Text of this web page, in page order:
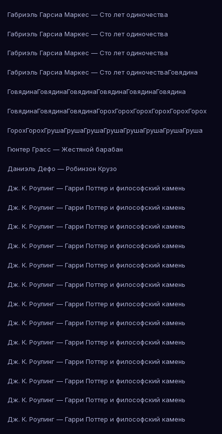
Габриэль Гарсиа Маркес — Сто лет одиночества
Габриэль Гарсиа Маркес — Сто лет одиночества
Габриэль Гарсиа Маркес — Сто лет одиночества
Габриэль Гарсиа Маркес — Сто лет одиночестваГовядина
ГовядинаГовядинаГовядинаГовядинаГовядинаГовядина
ГовядинаГовядинаГовядинаГорохГорохГорохГорохГорохГорох
ГорохГорохГрушаГрушаГрушаГрушаГрушаГрушаГрушаГруша
Гюнтер Грасс — Жестяной барабан
Даниэль Дефо — Робинзон Крузо
Дж. К. Роулинг — Гарри Поттер и философский камень
Дж. К. Роулинг — Гарри Поттер и философский камень
Дж. К. Роулинг — Гарри Поттер и философский камень
Дж. К. Роулинг — Гарри Поттер и философский камень
Дж. К. Роулинг — Гарри Поттер и философский камень
Дж. К. Роулинг — Гарри Поттер и философский камень
Дж. К. Роулинг — Гарри Поттер и философский камень
Дж. К. Роулинг — Гарри Поттер и философский камень
Дж. К. Роулинг — Гарри Поттер и философский камень
Дж. К. Роулинг — Гарри Поттер и философский камень
Дж. К. Роулинг — Гарри Поттер и философский камень
Дж. К. Роулинг — Гарри Поттер и философский камень
Дж. К. Роулинг — Гарри Поттер и философский камень